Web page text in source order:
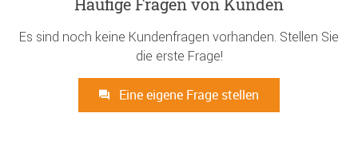
Es sind noch keine Kundenfragen vorhanden. Stellen Sie
die erste Frage!
Eine eigene Frage stellen